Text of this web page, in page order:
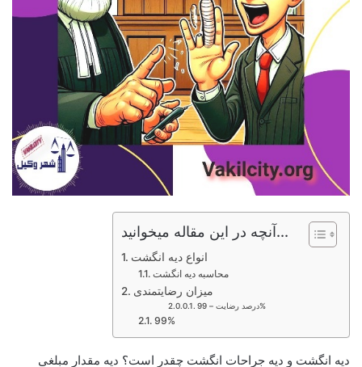
آنچه در این مقاله میخوانید...
انواع دیه انگشت
محاسبه دیه انگشت
میزان رضایتمندی
درصد رضایت – 99%
99%
دیه انگشت و دیه جراحات انگشت چقدر است؟ دیه مقدار مبلغی